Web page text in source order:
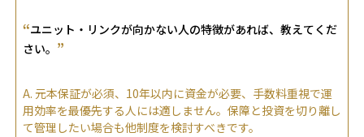
“ユニット・リンクが向かない人の特徴があれば、教えてくだ
さい。 ”
A. 元本保証が必須、10年以内に資金が必要、手数料重視で運
用効率を最優先する人には適しません。保障と投資を切り離し
て管理したい場合も他制度を検討すべきです。